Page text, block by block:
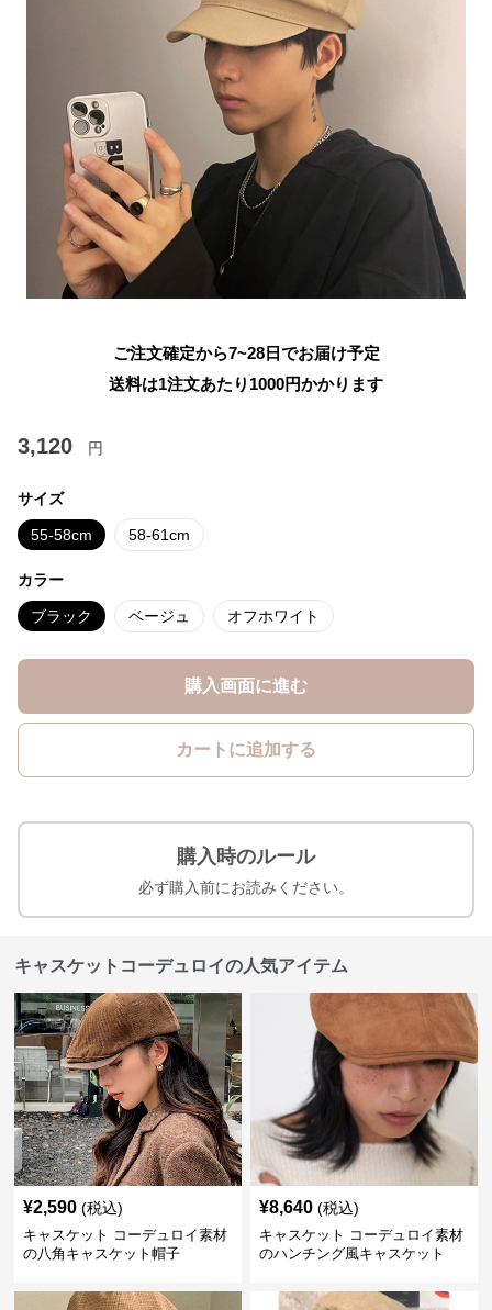
ご注文確定から7~28日でお届け予定
送料は1注文あたり 1000円かかります
3,120 円
サイズ
55-58cm 58-61cm
カラー
ブラック ベージュ オフホワイト
購入画面に進む
カートに追加する
購入時のルール
必ず購入前にお読みください。
キャスケットコーデュロイの人気アイテム
¥2,590 (税込)
キャスケット コーデュロイ素材
の八角キャスケット帽子
¥8,640 (税込)
キャスケット コーデュロイ素材
のハンチング風キャスケット